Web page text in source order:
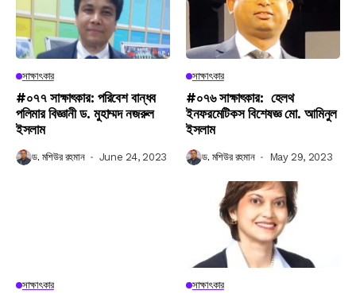
সাক্ষাৎকার
#০৭৭ সাক্ষাৎকার: পরিবেশ বান্ধব
পলিমার বিজ্ঞানী ড. মুহাম্মদ নজরুল
ইসলাম
ড. মশিউর রহমান June 24, 2023
সাক্ষাৎকার
#০৭৬ সাক্ষাৎকার: হেলথ
ইনফরমেটিকস বিশেষজ্ঞ মো. আমিনুল
ইসলাম
ড. মশিউর রহমান May 29, 2023
সাক্ষাৎকার সাক্ষাৎকার